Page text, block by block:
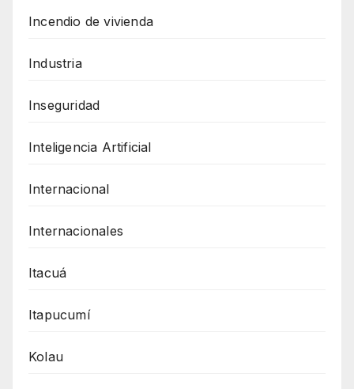
Incendio de vivienda
Industria
Inseguridad
Inteligencia Artificial
Internacional
Internacionales
Itacuá
Itapucumí
Kolau